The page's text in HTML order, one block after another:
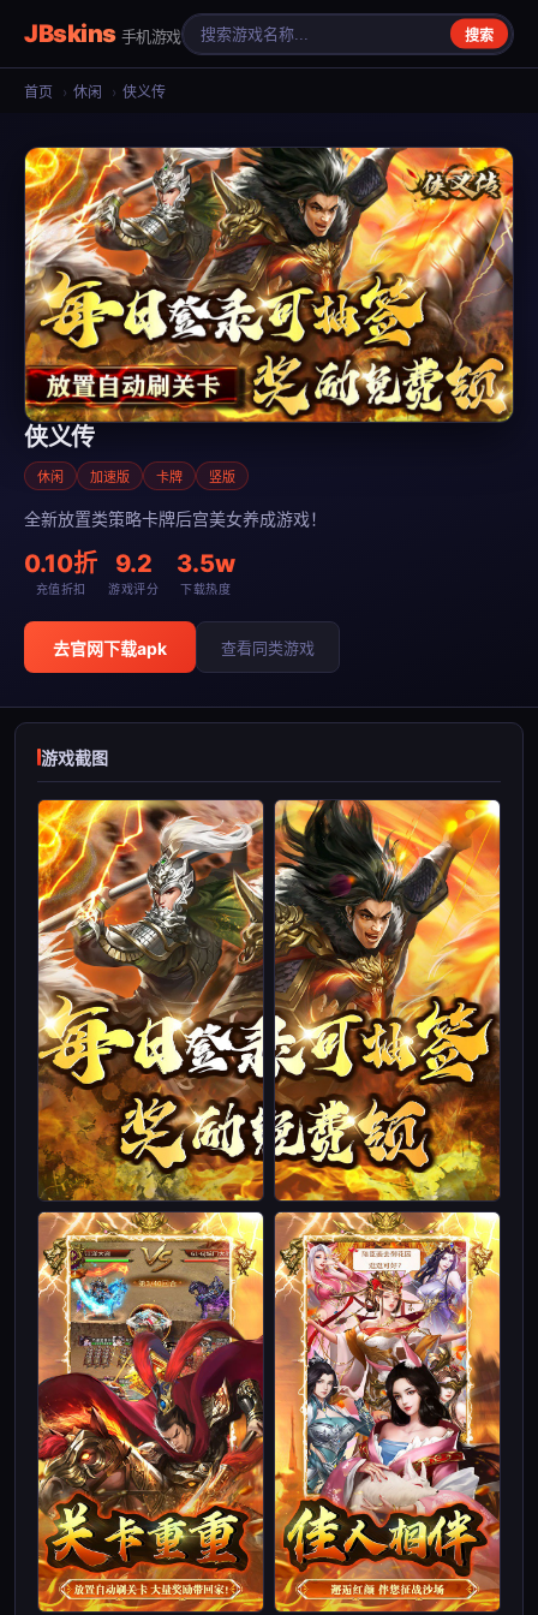
JBskins 手机游戏 搜索
首页 › 休闲 › 侠义传
侠义传
休闲 加速版 卡牌 竖版
全新放置类策略卡牌后宫美女养成游戏！
0.10折
充值折扣
9.2
游戏评分
3.5w
下载热度
去官网下载apk 查看同类游戏
游戏截图